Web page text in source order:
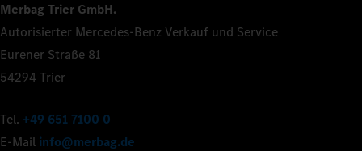
Merbag Trier GmbH.
Autorisierter Mercedes-Benz Verkauf und Service
Eurener Straße 81
54294 Trier
Tel. +49 651 7100 0
E-Mail info@merbag.de